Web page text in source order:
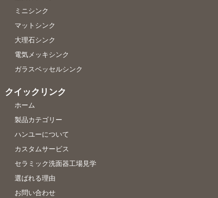
ミニシンク
マットシンク
大理石シンク
電気メッキシンク
ガラスベッセルシンク
クイックリンク
ホーム
製品カテゴリー
ハンユーについて
カスタムサービス
セラミック洗面器工場見学
選ばれる理由
お問い合わせ